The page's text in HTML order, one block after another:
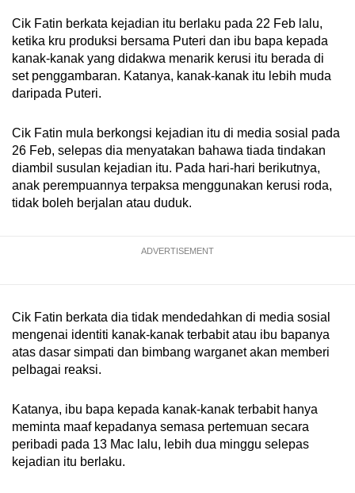
Cik Fatin berkata kejadian itu berlaku pada 22 Feb lalu,
ketika kru produksi bersama Puteri dan ibu bapa kepada
kanak-kanak yang didakwa menarik kerusi itu berada di
set penggambaran. Katanya, kanak-kanak itu lebih muda
daripada Puteri.
Cik Fatin mula berkongsi kejadian itu di media sosial pada
26 Feb, selepas dia menyatakan bahawa tiada tindakan
diambil susulan kejadian itu. Pada hari-hari berikutnya,
anak perempuannya terpaksa menggunakan kerusi roda,
tidak boleh berjalan atau duduk.
ADVERTISEMENT
Cik Fatin berkata dia tidak mendedahkan di media sosial
mengenai identiti kanak-kanak terbabit atau ibu bapanya
atas dasar simpati dan bimbang warganet akan memberi
pelbagai reaksi.
Katanya, ibu bapa kepada kanak-kanak terbabit hanya
meminta maaf kepadanya semasa pertemuan secara
peribadi pada 13 Mac lalu, lebih dua minggu selepas
kejadian itu berlaku.